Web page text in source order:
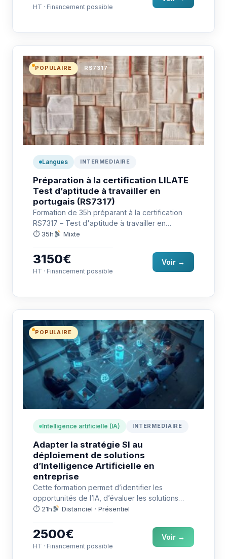
HT · Financement possible
POPULAIRE RS7317
Langues INTERMEDIAIRE
Préparation à la certification LILATE
Test d’aptitude à travailler en
portugais (RS7317)
Formation de 35h préparant à la certification
RS7317 – Test d'aptitude à travailler en
portugais (LILATE) : communiquer…
⏱ 35h Mixte
3150€
HT · Financement possible
Voir →
POPULAIRE
Intelligence artificielle (IA) INTERMEDIAIRE
Adapter la stratégie SI au
déploiement de solutions
d’Intelligence Artificielle en
entreprise
Cette formation permet d’identifier les
opportunités de l’IA, d’évaluer les solutions
adaptées et de piloter leur intégration dans…
⏱ 21h Distanciel · Présentiel
2500€
HT · Financement possible
Voir →